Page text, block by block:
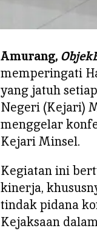
K
j
a
r
M
i
n
e
l
u
d
Amurang,
memperingati
yang jatuh
Negeri (Kejari)
menggelar
Kejari Minsel.
Kegiatan ini
kinerja,
tindak pidana
Kejaksaan